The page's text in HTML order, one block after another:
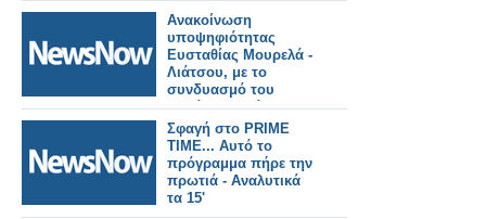
Ανακοίνωση
υποψηφιότητας
Ευσταθίας Μουρελά -
Λιάτσου, με το
συνδυασμό του
Δημάρχου Γιάννη
Τριανταφυλλάκη
(τοπικό ψηφοδέλτιο
Μύτικα).
Σφαγή στο PRIME
TIMΕ... Αυτό το
πρόγραμμα πήρε την
πρωτιά - Αναλυτικά
τα 15'